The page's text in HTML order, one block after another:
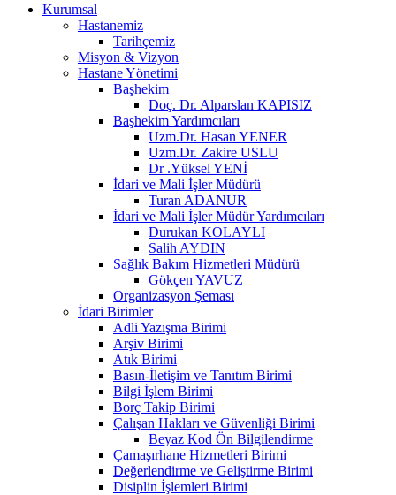
Kurumsal
Hastanemiz
Tarihçemiz
Misyon & Vizyon
Hastane Yönetimi
Başhekim
Doç. Dr. Alparslan KAPISIZ
Başhekim Yardımcıları
Uzm.Dr. Hasan YENER
Uzm.Dr. Zakire USLU
Dr .Yüksel YENİ
İdari ve Mali İşler Müdürü
Turan ADANUR
İdari ve Mali İşler Müdür Yardımcıları
Durukan KOLAYLI
Salih AYDIN
Sağlık Bakım Hizmetleri Müdürü
Gökçen YAVUZ
Organizasyon Şeması
İdari Birimler
Adli Yazışma Birimi
Arşiv Birimi
Atık Birimi
Basın-İletişim ve Tanıtım Birimi
Bilgi İşlem Birimi
Borç Takip Birimi
Çalışan Hakları ve Güvenliği Birimi
Beyaz Kod Ön Bilgilendirme
Çamaşırhane Hizmetleri Birimi
Değerlendirme ve Geliştirme Birimi
Disiplin İşlemleri Birimi